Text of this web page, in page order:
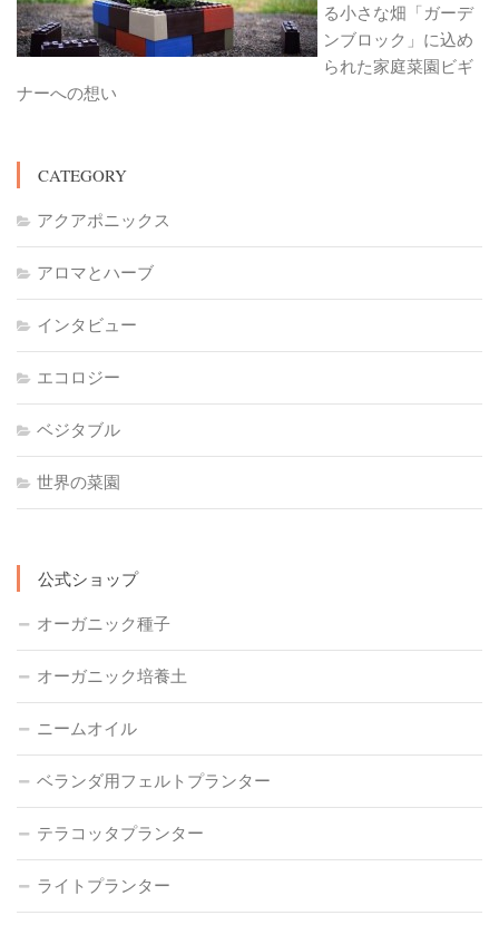
る小さな畑「ガーデ
ンブロック」に込め
られた家庭菜園ビギ
ナーへの想い
CATEGORY
アクアポニックス
アロマとハーブ
インタビュー
エコロジー
ベジタブル
世界の菜園
公式ショップ
オーガニック種子
オーガニック培養土
ニームオイル
ベランダ用フェルトプランター
テラコッタプランター
ライトプランター